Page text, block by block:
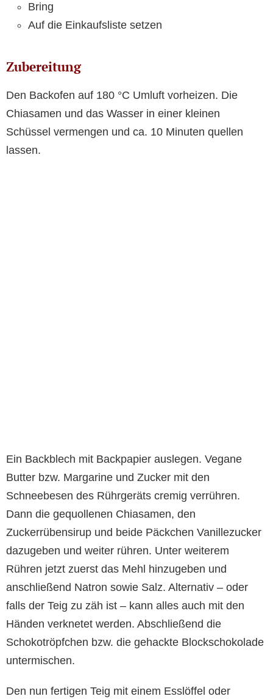
Bring
Auf die Einkaufsliste setzen
Zubereitung
Den Backofen auf 180 °C Umluft vorheizen. Die
Chiasamen und das Wasser in einer kleinen
Schüssel vermengen und ca. 10 Minuten quellen
lassen.
Ein Backblech mit Backpapier auslegen. Vegane
Butter bzw. Margarine und Zucker mit den
Schneebesen des Rührgeräts cremig verrühren.
Dann die gequollenen Chiasamen, den
Zuckerrübensirup und beide Päckchen Vanillezucker
dazugeben und weiter rühren. Unter weiterem
Rühren jetzt zuerst das Mehl hinzugeben und
anschließend Natron sowie Salz. Alternativ – oder
falls der Teig zu zäh ist – kann alles auch mit den
Händen verknetet werden. Abschließend die
Schokotröpfchen bzw. die gehackte Blockschokolade
untermischen.
Den nun fertigen Teig mit einem Esslöffel oder